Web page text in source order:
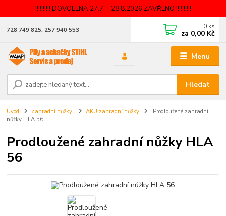
!!!!!!!!!! DOVOLENÁ 27.7. - 28.8.2026 ZAVŘENO !!!!!!!!!!
Menu
Hledat
728 749 825, 257 940 553 0 ks
za 0,00 Kč
Úvod Zahradní nůžky AKU zahradní nůžky
Prodloužené zahradní
nůžky HLA 56
Prodloužené zahradní nůžky HLA
56